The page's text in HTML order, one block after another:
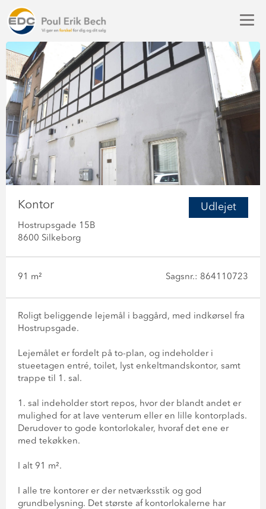
Udlejet
Kontor
Hostrupsgade 15B
8600 Silkeborg
91 m² Sagsnr.: 864110723
Roligt beliggende lejemål i baggård, med indkørsel fra
Hostrupsgade.
Lejemålet er fordelt på to-plan, og indeholder i
stueetagen entré, toilet, lyst enkeltmandskontor, samt
trappe til 1. sal.
1. sal indeholder stort repos, hvor der blandt andet er
mulighed for at lave venterum eller en lille kontorplads.
Derudover to gode kontorlokaler, hvoraf det ene er
med tekøkken.
I alt 91 m².
I alle tre kontorer er der netværksstik og god
grundbelysning. Det største af kontorlokalerne har